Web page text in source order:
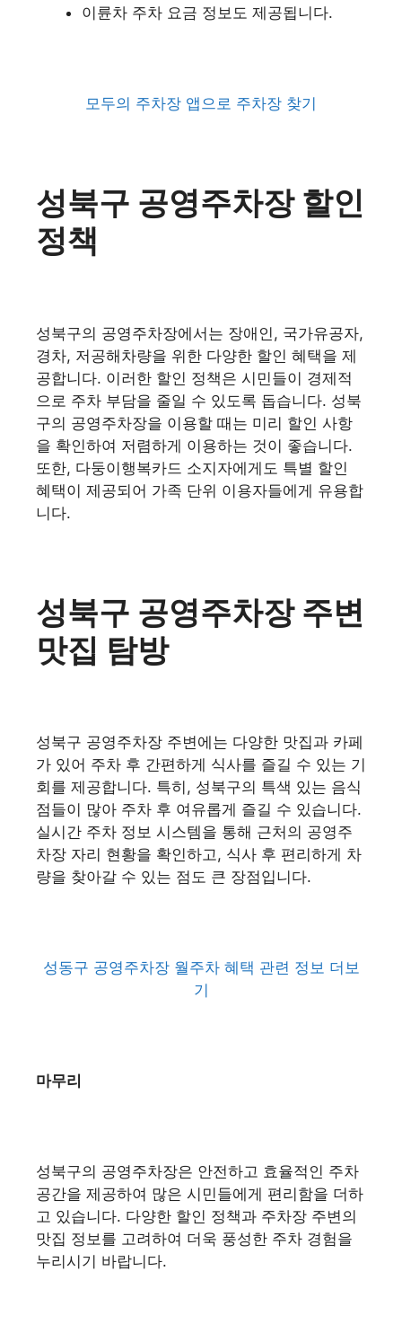
이륜차 주차 요금 정보도 제공됩니다.
모두의 주차장 앱으로 주차장 찾기
성북구 공영주차장 할인
정책
성북구의 공영주차장에서는 장애인, 국가유공자,
경차, 저공해차량을 위한 다양한 할인 혜택을 제
공합니다. 이러한 할인 정책은 시민들이 경제적
으로 주차 부담을 줄일 수 있도록 돕습니다. 성북
구의 공영주차장을 이용할 때는 미리 할인 사항
을 확인하여 저렴하게 이용하는 것이 좋습니다.
또한, 다둥이행복카드 소지자에게도 특별 할인
혜택이 제공되어 가족 단위 이용자들에게 유용합
니다.
성북구 공영주차장 주변
맛집 탐방
성북구 공영주차장 주변에는 다양한 맛집과 카페
가 있어 주차 후 간편하게 식사를 즐길 수 있는 기
회를 제공합니다. 특히, 성북구의 특색 있는 음식
점들이 많아 주차 후 여유롭게 즐길 수 있습니다.
실시간 주차 정보 시스템을 통해 근처의 공영주
차장 자리 현황을 확인하고, 식사 후 편리하게 차
량을 찾아갈 수 있는 점도 큰 장점입니다.
성동구 공영주차장 월주차 혜택 관련 정보 더보
기
마무리
성북구의 공영주차장은 안전하고 효율적인 주차
공간을 제공하여 많은 시민들에게 편리함을 더하
고 있습니다. 다양한 할인 정책과 주차장 주변의
맛집 정보를 고려하여 더욱 풍성한 주차 경험을
누리시기 바랍니다.